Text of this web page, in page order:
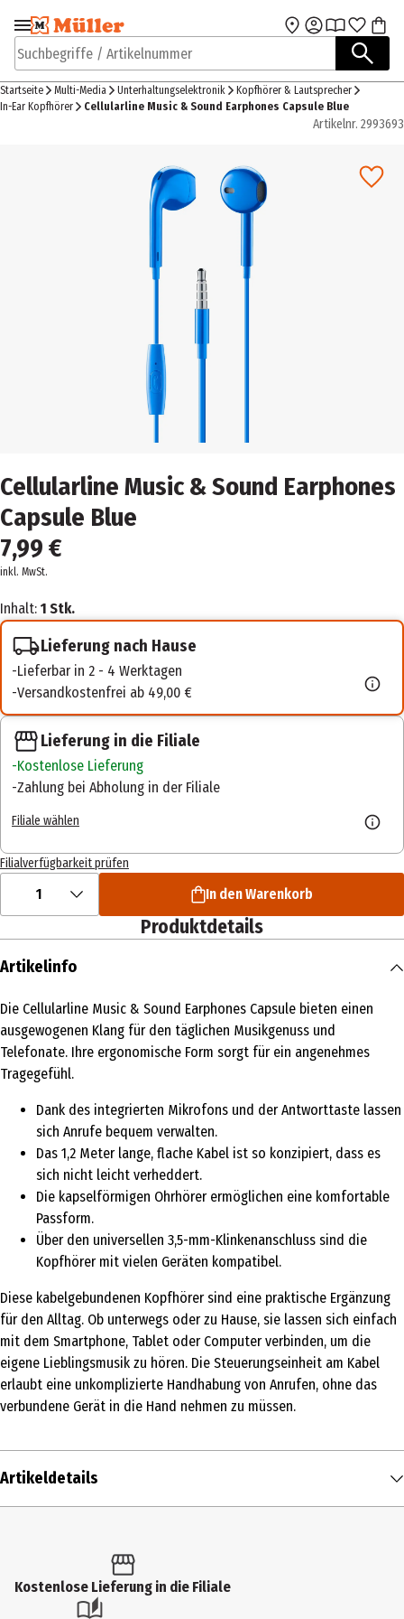
Zur Navigation
springen
Zum Hauptinhalt
Suchbegriffe / Artikelnummer
Startseite Multi-Media Unterhaltungselektronik
Kopfhörer & Lautsprecher
In-Ear Kopfhörer
Cellularline Music & Sound Earphones Capsule Blue
Artikelnr. 2993693
Cellularline Music & Sound Earphones
Capsule Blue
7,99 €
inkl. MwSt.
Inhalt: 1 Stk.
Lieferung nach Hause
Lieferbar in 2 - 4 Werktagen
Versandkostenfrei ab 49,00 €
Lieferung in die Filiale
Kostenlose Lieferung
Zahlung bei Abholung in der Filiale
Filiale wählen
Filialverfügbarkeit prüfen
1 In den Warenkorb
Produktdetails
Artikelinfo
Die Cellularline Music & Sound Earphones Capsule bieten einen
ausgewogenen Klang für den täglichen Musikgenuss und
Telefonate. Ihre ergonomische Form sorgt für ein angenehmes
Tragegefühl.
Dank des integrierten Mikrofons und der Antworttaste lassen
sich Anrufe bequem verwalten.
Das 1,2 Meter lange, flache Kabel ist so konzipiert, dass es
sich nicht leicht verheddert.
Die kapselförmigen Ohrhörer ermöglichen eine komfortable
Passform.
Über den universellen 3,5-mm-Klinkenanschluss sind die
Kopfhörer mit vielen Geräten kompatibel.
Diese kabelgebundenen Kopfhörer sind eine praktische Ergänzung
für den Alltag. Ob unterwegs oder zu Hause, sie lassen sich einfach
mit dem Smartphone, Tablet oder Computer verbinden, um die
eigene Lieblingsmusik zu hören. Die Steuerungseinheit am Kabel
erlaubt eine unkomplizierte Handhabung von Anrufen, ohne das
verbundene Gerät in die Hand nehmen zu müssen.
Artikeldetails
Produkttyp
Kostenlose Lieferung in die Filiale